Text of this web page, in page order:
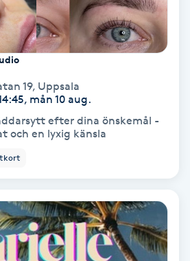
19, Uppsala
mån 10 aug.
efter dina önskemål -
och en lyxig känsla